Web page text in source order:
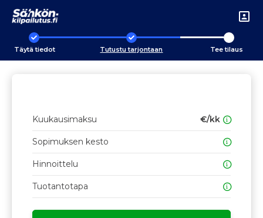
Täytä tiedot Tutustu tarjontaan Tee tilaus
Kuukausimaksu €/kk
Sopimuksen kesto
Hinnoittelu
Tuotantotapa